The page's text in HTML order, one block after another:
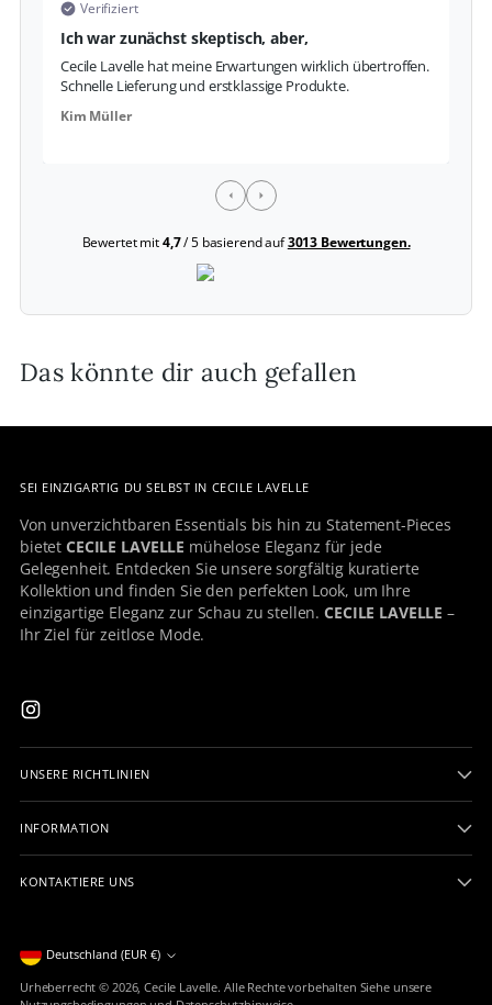
Verifiziert
Ich war zunächst skeptisch, aber,
Cecile Lavelle hat meine Erwartungen wirklich übertroffen.
Schnelle Lieferung und erstklassige Produkte.
Kim Müller
Bewertet mit4,7/ 5 basierend auf3013 Bewertungen.
Das könnte dir auch gefallen
SEI EINZIGARTIG DU SELBST IN CECILE LAVELLE
Von unverzichtbaren Essentials bis hin zu Statement-Pieces
bietetCECILE LAVELLE mühelose Eleganz für jede
Gelegenheit. Entdecken Sie unsere sorgfältig kuratierte
Kollektion und finden Sie den perfekten Look, um Ihre
einzigartige Eleganz zur Schau zu stellen.CECILE LAVELLE–
Ihr Ziel für zeitlose Mode.
UNSERE RICHTLINIEN
INFORMATION
KONTAKTIERE UNS
Währung Deutschland (EUR €)
Urheberrecht © 2026,Cecile Lavelle. Alle Rechte vorbehalten Siehe unsere